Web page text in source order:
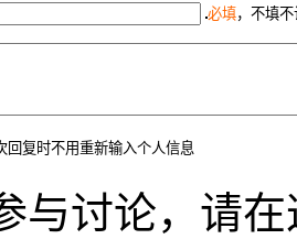
必填，不填
回复时不用重新输入个人信息
与讨论，请在